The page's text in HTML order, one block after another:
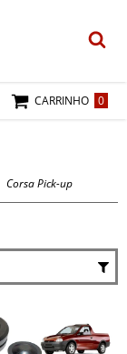
CARRINHO 0
Corsa Pick-up